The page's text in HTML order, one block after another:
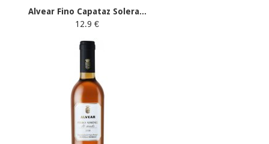
Alvear Fino Capataz Solera...
12.9 €